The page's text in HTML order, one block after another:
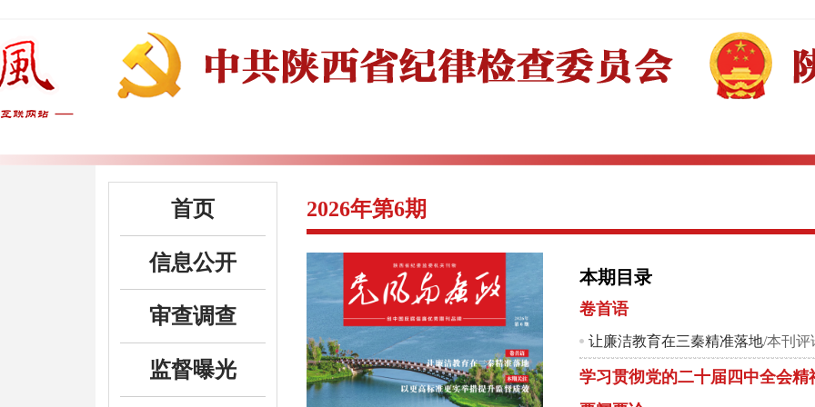
首页
信息公开
审查调查
监督曝光
2026年第6期
本期目录
卷首语
让廉洁教育在三秦精准落地/本刊评
学习贯彻党的二十届四中全会精